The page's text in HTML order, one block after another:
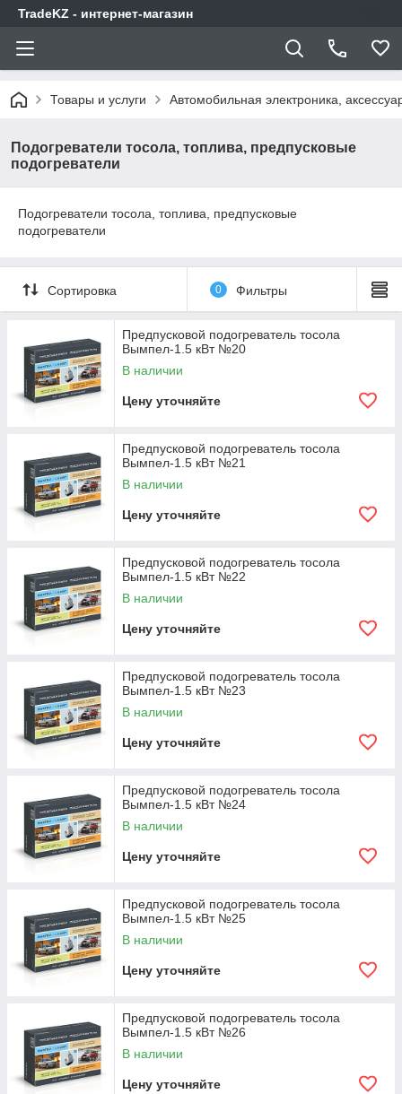
TradeKZ - интернет-магазин
Товары и услуги Автомобильная электроника,
Подогреватели тосола, топлива, предпусковые
подогреватели
Подогреватели тосола, топлива, предпусковые
подогреватели
Сортировка 0 Фильтры
Предпусковой подогреватель тосола
Вымпел-1.5 кВт №20
В наличии
Цену уточняйте
Предпусковой подогреватель тосола
Вымпел-1.5 кВт №21
В наличии
Цену уточняйте
Предпусковой подогреватель тосола
Вымпел-1.5 кВт №22
В наличии
Цену уточняйте
Предпусковой подогреватель тосола
Вымпел-1.5 кВт №23
В наличии
Цену уточняйте
Предпусковой подогреватель тосола
Вымпел-1.5 кВт №24
В наличии
Цену уточняйте
Предпусковой подогреватель тосола
Вымпел-1.5 кВт №25
В наличии
Цену уточняйте
Предпусковой подогреватель тосола
Вымпел-1.5 кВт №26
В наличии
Цену уточняйте